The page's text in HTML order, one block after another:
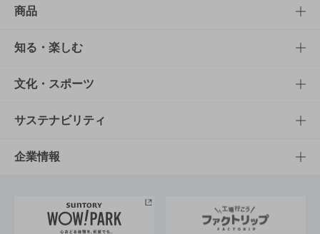
商品
商品TOP
商品一覧
商品発売情報
栄養成分一覧
知る・楽しむ
知る・楽しむTOP
キャンペーン
工場見学
地域情報
文化・スポーツ
文化・スポーツTOP
サントリーホール
サントリーサンバーズ大阪
サステナビリティ
サステナビリティTOP
サントリーが考えるサステナビリティ経営
企業情報
企業概要